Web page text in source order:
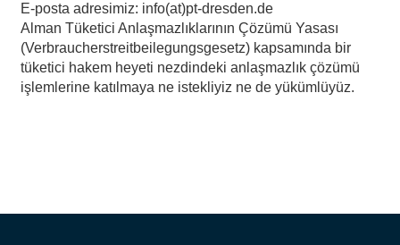
E-posta adresimiz: info(at)pt-dresden.de
Alman Tüketici Anlaşmazlıklarının Çözümü Yasası
(Verbraucherstreitbeilegungsgesetz) kapsamında bir
tüketici hakem heyeti nezdindeki anlaşmazlık çözümü
işlemlerine katılmaya ne istekliyiz ne de yükümlüyüz.